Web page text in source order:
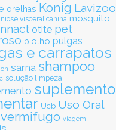
orelhas Konig Lavizoo
visceral canina mosquito
otite pet
piolho pulgas
e carrapatos
sarna shampoo
solução limpeza
suplemento
Ucb Uso Oral
vermifugo viagem